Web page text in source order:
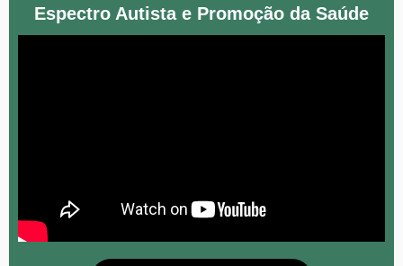
Espectro Autista e Promoção da Saúde